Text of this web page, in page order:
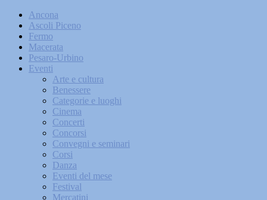
Ancona
Ascoli Piceno
Fermo
Macerata
Pesaro-Urbino
Eventi
Arte e cultura
Benessere
Categorie e luoghi
Cinema
Concerti
Concorsi
Convegni e seminari
Corsi
Danza
Eventi del mese
Festival
Mercatini